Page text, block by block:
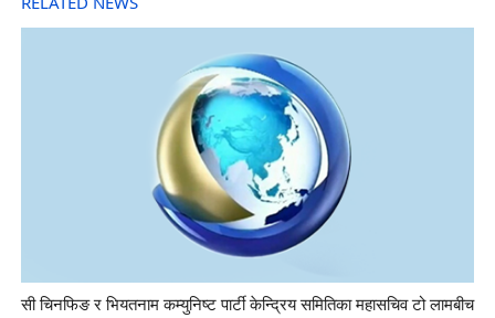
सी चिनफिङ र भियतनाम कम्युनिष्ट पार्टी केन्द्रिय समितिका महासचिव टो लामबीच